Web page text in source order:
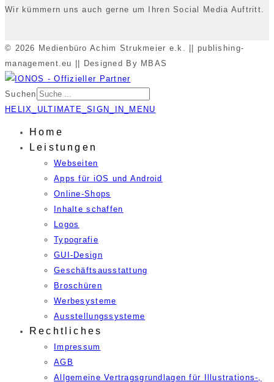
Wir kümmern uns auch gerne um Ihren Social Media Auftritt.
© 2026 Medienbüro Achim Strukmeier e.k. || publishing-
management.eu || Designed By MBAS
Suchen
HELIX_ULTIMATE_SIGN_IN_MENU
Home
Leistungen
Webseiten
Apps für iOS und Android
Online-Shops
Inhalte schaffen
Logos
Typografie
GUI-Design
Geschäftsausstattung
Broschüren
Werbesysteme
Ausstellungssysteme
Rechtliches
Impressum
AGB
Allgemeine Vertragsgrundlagen für Illustrations-,